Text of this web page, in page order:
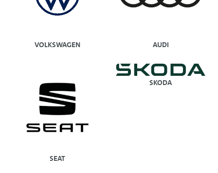
VOLKSWAGEN AUDI
SEAT
SKODA